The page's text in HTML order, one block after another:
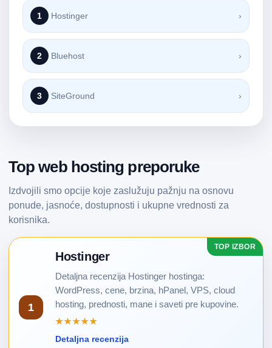
1 Hostinger ›
2 Bluehost ›
3 SiteGround ›
Top web hosting preporuke
Izdvojili smo opcije koje zaslužuju pažnju na osnovu
ponude, jasnoće, dostupnosti i ukupne vrednosti za
korisnika.
1
Hostinger
Detaljna recenzija Hostinger hostinga:
WordPress, cene, brzina, hPanel, VPS, cloud
hosting, prednosti, mane i saveti pre kupovine.
★★★★★
Detaljna recenzija